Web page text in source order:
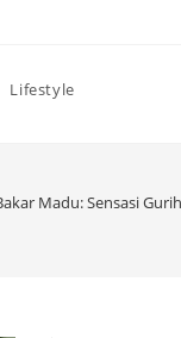
Lifestyle
Madu: Sensasi